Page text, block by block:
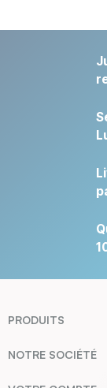
PRODUITS
NOTRE SOCIÉTÉ